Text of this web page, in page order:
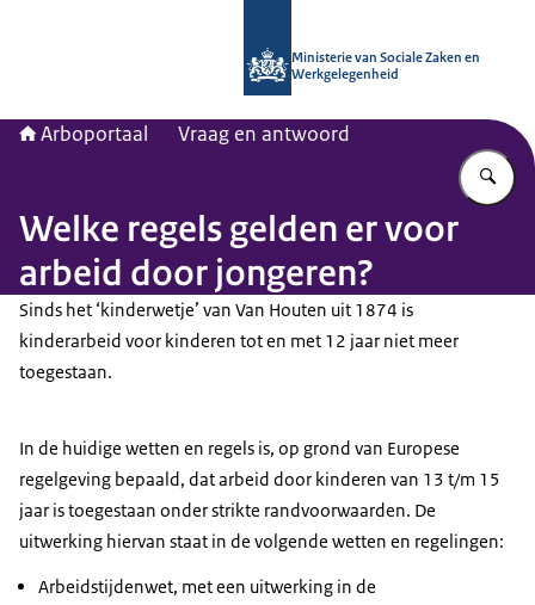
Ministerie van Sociale Zaken en
Werkgelegenheid
Arboportaal Vraag en antwoord
Welke regels gelden er voor
arbeid door jongeren?
Sinds het ‘kinderwetje’ van Van Houten uit 1874 is
kinderarbeid voor kinderen tot en met 12 jaar niet meer
toegestaan.
In de huidige wetten en regels is, op grond van Europese
regelgeving bepaald, dat arbeid door kinderen van 13 t/m 15
jaar is toegestaan onder strikte randvoorwaarden. De
uitwerking hiervan staat in de volgende wetten en regelingen:
Arbeidstijdenwet, met een uitwerking in de